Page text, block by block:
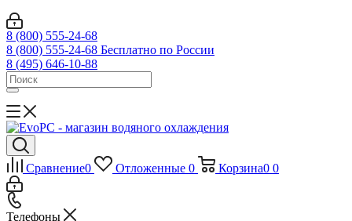
8 (800) 555-24-68
8 (800) 555-24-68 Бесплатно по России
8 (495) 646-10-88
Сравнение0 Отложенные 0 Корзина0 0
Телефоны